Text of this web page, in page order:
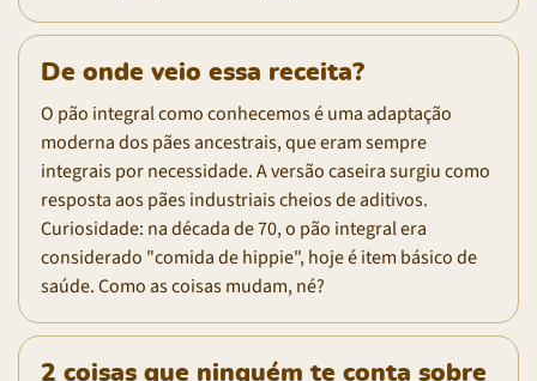
De onde veio essa receita?
O pão integral como conhecemos é uma adaptação
moderna dos pães ancestrais, que eram sempre
integrais por necessidade. A versão caseira surgiu como
resposta aos pães industriais cheios de aditivos.
Curiosidade: na década de 70, o pão integral era
considerado "comida de hippie", hoje é item básico de
saúde. Como as coisas mudam, né?
2 coisas que ninguém te conta sobre